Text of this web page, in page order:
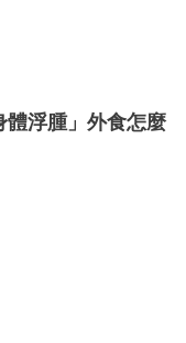
浮腫」外食怎麼